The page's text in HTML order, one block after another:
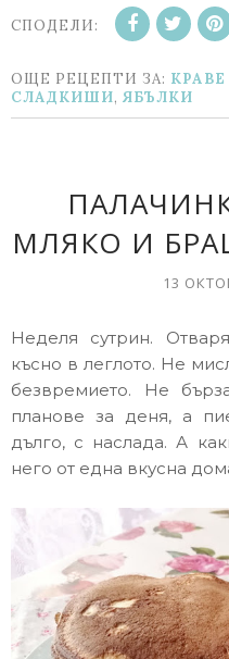
СПОДЕЛИ:
ОЩЕ РЕЦЕПТИ ЗА:
СЛАДКИШИ, ЯБЪЛКИ
МЛЯКО И
13
Неделя сутрин.
късно в леглото. Не
безвремието. Не
планове за деня, а
дълго, с наслада. А
него от една вкусна